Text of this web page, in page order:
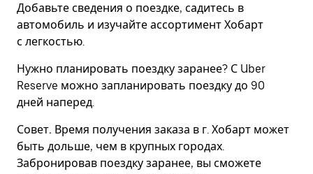
Добавьте сведения о поездке, садитесь в
автомобиль и изучайте ассортимент Хобарт
с легкостью.
Нужно планировать поездку заранее? С Uber
Reserve можно запланировать поездку до 90
дней наперед.
Совет. Время получения заказа в г. Хобарт может
быть дольше, чем в крупных городах.
Забронировав поездку заранее, вы сможете